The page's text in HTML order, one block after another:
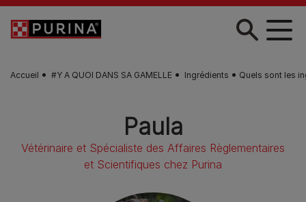
Skip to main content
Accueil #Y A QUOI DANS SA GAMELLE Ingrédients Quels sont les
Paula
Vétérinaire et Spécialiste des Affaires Règlementaires
et Scientifiques chez Purina